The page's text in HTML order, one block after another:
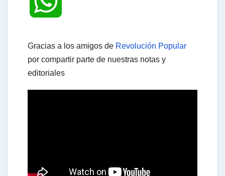
Gracias a los amigos de Revolución Popular
por compartir parte de nuestras notas y
editoriales